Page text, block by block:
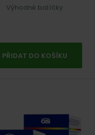
Výhodné balíčky
PŘIDAT DO KOŠÍKU